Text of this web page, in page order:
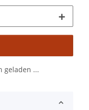
geladen ...